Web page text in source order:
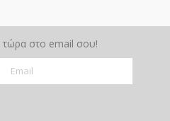
τώρα στο email σου!